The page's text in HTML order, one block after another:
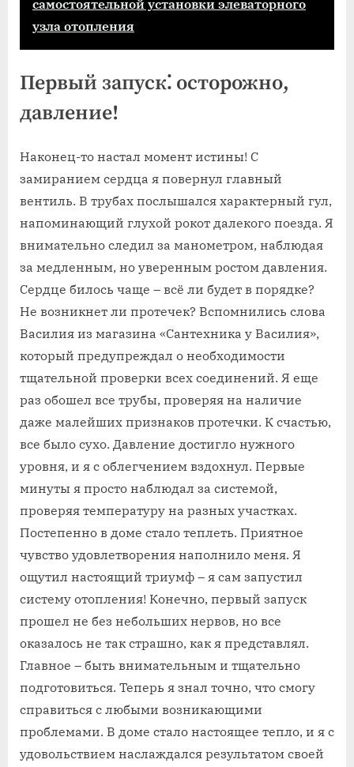
самостоятельной установки элеваторного
узла отопления
Первый запуск⁚ осторожно,
давление!
Наконец-то настал момент истины! С
замиранием сердца я повернул главный
вентиль. В трубах послышался характерный гул,
напоминающий глухой рокот далекого поезда. Я
внимательно следил за манометром, наблюдая
за медленным, но уверенным ростом давления.
Сердце билось чаще – всё ли будет в порядке?
Не возникнет ли протечек? Вспомнились слова
Василия из магазина «Сантехника у Василия»,
который предупреждал о необходимости
тщательной проверки всех соединений. Я еще
раз обошел все трубы, проверяя на наличие
даже малейших признаков протечки. К счастью,
все было сухо. Давление достигло нужного
уровня, и я с облегчением вздохнул. Первые
минуты я просто наблюдал за системой,
проверяя температуру на разных участках.
Постепенно в доме стало теплеть. Приятное
чувство удовлетворения наполнило меня. Я
ощутил настоящий триумф – я сам запустил
систему отопления! Конечно, первый запуск
прошел не без небольших нервов, но все
оказалось не так страшно, как я представлял.
Главное – быть внимательным и тщательно
подготовиться. Теперь я знал точно, что смогу
справиться с любыми возникающими
проблемами. В доме стало настоящее тепло, и я с
удовольствием наслаждался результатом своей